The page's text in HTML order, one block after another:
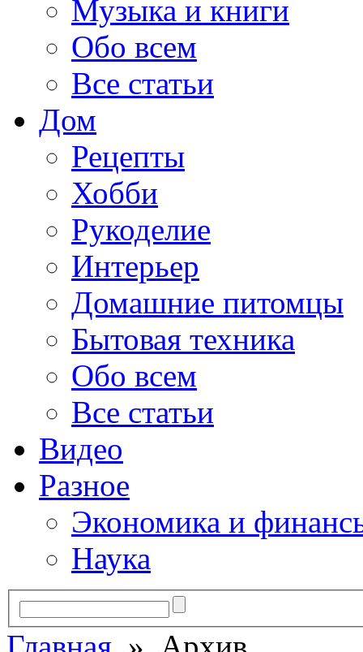
Музыка и книги
Обо всем
Все статьи
Дом
Рецепты
Хобби
Рукоделие
Интерьер
Домашние питомцы
Бытовая техника
Обо всем
Все статьи
Видео
Разное
Экономика и
Наука